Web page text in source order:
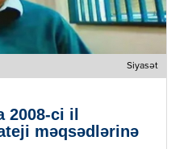
Siyasət
2008-ci il
məqsədlərinə